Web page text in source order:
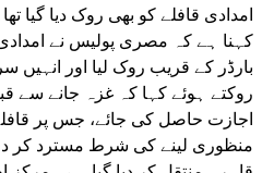
امدادی قافلے کو بھی روک دیا گیا
کہنا ہے کہ مصری پولیس نے
بارڈر کے قریب روک لیا اور
روکتے ہوئے کہا کہ غزہ جانے سے
اجازت حاصل کی جائے، جس پر
منظوری لینے کی شرط مسترد کر